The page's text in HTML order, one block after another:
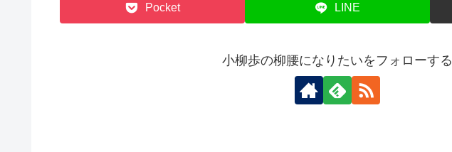
Pocket LINE
小柳歩の柳腰になりたいをフォローする